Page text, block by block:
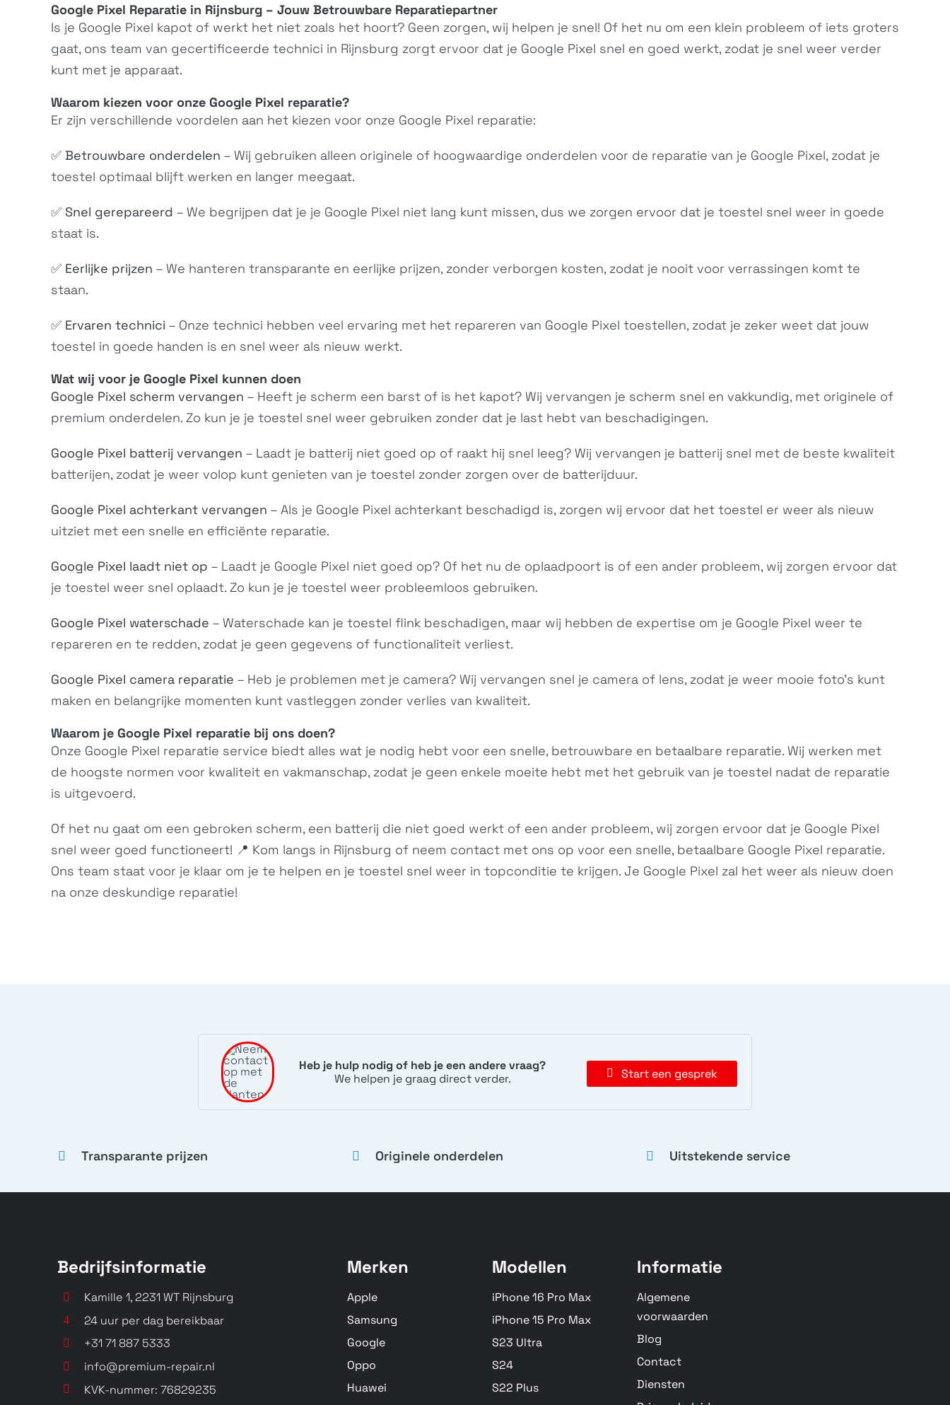
Google Pixel Reparatie in Rijnsburg – Jouw Betrouwbare Reparatiepartner
Is je Google Pixel kapot of werkt het niet zoals het hoort? Geen zorgen, wij helpen je snel! Of het nu om een klein probleem of iets groters
gaat, ons team van gecertificeerde technici in Rijnsburg zorgt ervoor dat je Google Pixel snel en goed werkt, zodat je snel weer verder
kunt met je apparaat.
Waarom kiezen voor onze Google Pixel reparatie?
Er zijn verschillende voordelen aan het kiezen voor onze Google Pixel reparatie:
✅ Betrouwbare onderdelen – Wij gebruiken alleen originele of hoogwaardige onderdelen voor de reparatie van je Google Pixel, zodat je
toestel optimaal blijft werken en langer meegaat.
✅Snel gerepareerd – We begrijpen dat je je Google Pixel niet lang kunt missen, dus we zorgen ervoor dat je toestel snel weer in goede
staat is.
✅ Eerlijke prijzen – We hanteren transparante en eerlijke prijzen, zonder verborgen kosten, zodat je nooit voor verrassingen komt te
staan.
✅Ervaren technici– Onze technici hebben veel ervaring met het repareren van Google Pixel toestellen, zodat je zeker weet dat jouw
toestel in goede handen is en snel weer als nieuw werkt.
Wat wij voor je Google Pixel kunnen doen
Google Pixel scherm vervangen – Heeft je scherm een barst of is het kapot? Wij vervangen je scherm snel en vakkundig, met originele of
premium onderdelen. Zo kun je je toestel snel weer gebruiken zonder dat je last hebt van beschadigingen.
Google Pixel batterij vervangen – Laadt je batterij niet goed op of raakt hij snel leeg? Wij vervangen je batterij snel met de beste kwaliteit
batterijen, zodat je weer volop kunt genieten van je toestel zonder zorgen over de batterijduur.
Google Pixel achterkant vervangen – Als je Google Pixel achterkant beschadigd is, zorgen wij ervoor dat het toestel er weer als nieuw
uitziet met een snelle en efficiënte reparatie.
Google Pixel laadt niet op – Laadt je Google Pixel niet goed op? Of het nu de oplaadpoort is of een ander probleem, wij zorgen ervoor dat
je toestel weer snel oplaadt. Zo kun je je toestel weer probleemloos gebruiken.
Google Pixel waterschade – Waterschade kan je toestel flink beschadigen, maar wij hebben de expertise om je Google Pixel weer te
repareren en te redden, zodat je geen gegevens of functionaliteit verliest.
Google Pixel camera reparatie – Heb je problemen met je camera? Wij vervangen snel je camera of lens, zodat je weer mooie foto’s kunt
maken en belangrijke momenten kunt vastleggen zonder verlies van kwaliteit.
Waarom je Google Pixel reparatie bij ons doen?
Onze Google Pixel reparatie service biedt alles wat je nodig hebt voor een snelle, betrouwbare en betaalbare reparatie. Wij werken met
de hoogste normen voor kwaliteit en vakmanschap, zodat je geen enkele moeite hebt met het gebruik van je toestel nadat de reparatie
is uitgevoerd.
Of het nu gaat om een gebroken scherm, een batterij die niet goed werkt of een ander probleem, wij zorgen ervoor dat je Google Pixel
snel weer goed functioneert! 📍 Kom langs in Rijnsburg of neem contactmet ons op voor een snelle, betaalbare Google Pixel reparatie.
Ons team staat voor je klaar om je te helpen en je toestel snel weer in topconditie te krijgen. Je Google Pixel zal het weer als nieuw doen
na onze deskundige reparatie!
Heb je hulp nodig of heb je een andere vraag?
We helpen je graag direct verder.
Start een gesprek
Transparante prijzen Originele onderdelen Uitstekende service
Bedrijfsinformatie
Kamille 1, 2231 WT Rijnsburg
24 uur per dag bereikbaar
+31 71 887 5333
info@premium-repair.nl
KVK-nummer: 76829235
Merken
Apple
Samsung
Google
Oppo
Huawei
Modellen
iPhone 16 Pro Max
iPhone 15 Pro Max
S23 Ultra
S24
S22 Plus
Informatie
Algemene
voorwaarden
Blog
Contact
Diensten